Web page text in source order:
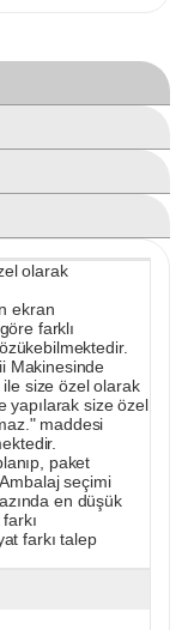
olarak
ekran
farklı
Makinesinde
size özel olarak
yapılarak size özel
maddesi
paket
seçimi
en düşük
farkı talep